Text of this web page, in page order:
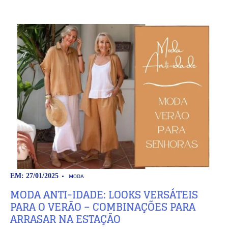
EM: 27/01/2025 MODA
MODA ANTI-IDADE: LOOKS VERSÁTEIS
PARA O VERÃO – COMBINAÇÕES PARA
ARRASAR NA ESTAÇÃO